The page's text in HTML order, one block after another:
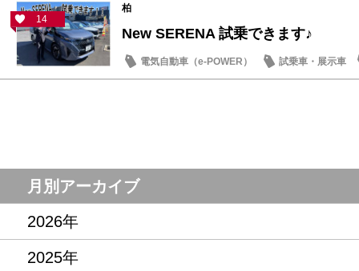
14
柏
New SERENA 試乗できます♪
電気自動車（e-POWER） 試乗車・展示車
月別アーカイブ
2026年
2025年